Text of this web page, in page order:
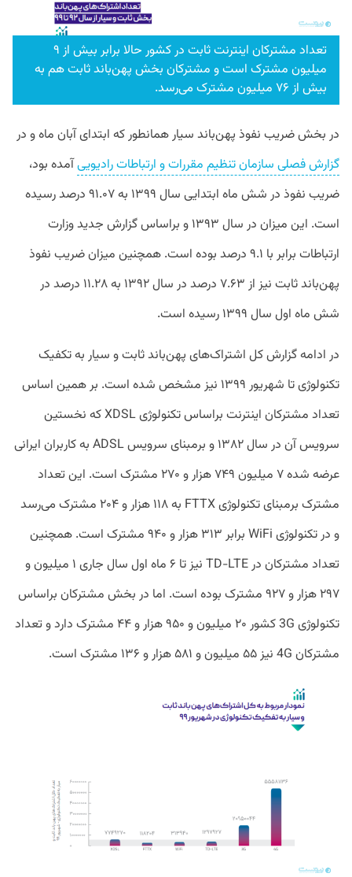
تعداد مشترکان اینترنت ثابت در کشور حالا برابر بیش از ۹
میلیون مشترک است و مشترکان بخش پهن‌باند ثابت هم به
بیش از ۷۶ میلیون مشترک می‌رسد.
در بخش ضریب نفوذ پهن‌باند سیار همانطور که ابتدای آبان ماه و در
گزارش فصلی سازمان تنظیم مقررات و ارتباطات رادیوییآمده بود،
ضریب نفوذ در شش ماه ابتدایی سال ۱۳۹۹ به ۹۱.۰۷ درصد رسیده
است. این میزان در سال ۱۳۹۳ و براساس گزارش جدید وزارت
ارتباطات برابر با ۹.۱ درصد بوده است. همچنین میزان ضریب‌ نفوذ
پهن‌باند ثابت نیز از ۷.۶۳ درصد در سال ۱۳۹۲ به ۱۱.۲۸ درصد در
شش ماه اول سال ۱۳۹۹ رسیده است.
در ادامه گزارش کل اشتراک‌های پهن‌باند ثابت و سیار به تکفیک
تکنولوژی تا شهریور ۱۳۹۹ نیز مشخص شده است. بر همین اساس
تعداد مشترکان اینترنت براساس تکنولوژی XDSL که نخستین
سرویس آن در سال ۱۳۸۲ و برمبنای سرویس ADSL به کاربران ایرانی
عرضه شده ۷ میلیون ۷۴۹ هزار و ۲۷۰ مشترک است. این تعداد
مشترک برمبنای تکنولوژی FTTX به ۱۱۸ هزار و ۲۰۴ مشترک می‌رسد
و در تکنولوژی WiFi برابر ۳۱۳ هزار و ۹۴۰ مشترک است. همچنین
تعداد مشترکان در TD-LTE نیز تا ۶ ماه اول سال جاری ۱ میلیون و
۲۹۷ هزار و ۹۲۷ مشترک بوده است. اما در بخش مشترکان براساس
تکنولوژی 3G کشور ۲۰ میلیون و ۹۵۰ هزار و ۴۴ مشترک دارد و تعداد
مشترکان 4G نیز ۵۵ میلیون و ۵۸۱ هزار و ۱۳۶ مشترک است.